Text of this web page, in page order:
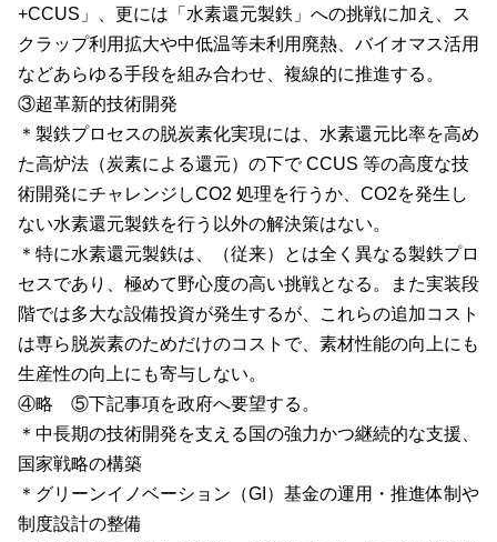
+CCUS」、更には「水素還元製鉄」への挑戦に加え、ス
クラップ利用拡大や中低温等未利用廃熱、バイオマス活用
などあらゆる手段を組み合わせ、複線的に推進する。
③超革新的技術開発
＊製鉄プロセスの脱炭素化実現には、水素還元比率を高め
た高炉法（炭素による還元）の下でCCUS 等の高度な技
術開発にチャレンジしCO2 処理を行うか、 CO2を発生し
ない水素還元製鉄を行う以外の解決策はない。
＊特に水素還元製鉄は、（従来）とは全く異なる製鉄プロ
セスであり、極めて野心度の高い挑戦となる。また実装段
階では多大な設備投資が発生するが、これらの追加コスト
は専ら脱炭素のためだけのコストで、素材性能の向上にも
生産性の向上にも寄与しない。
④略 ⑤下記事項を政府へ要望する。
＊中長期の技術開発を支える国の強力かつ継続的な支援、
国家戦略の構築
＊グリーンイノベーション（GI ）基金の運用・推進体制や
制度設計の整備